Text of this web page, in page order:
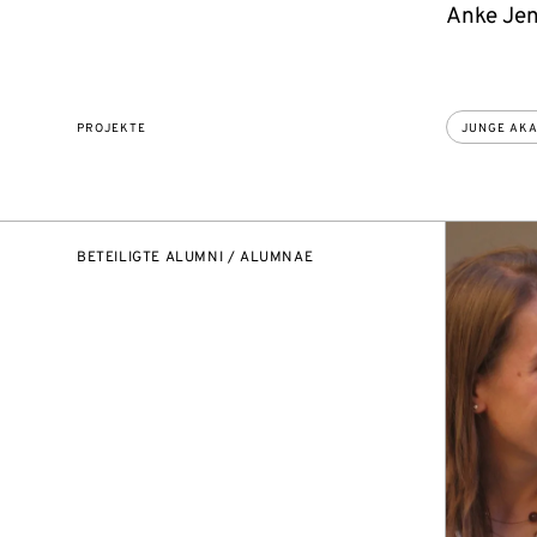
Anke
PROJEKTE JUNGE
BETEILIGTE ALUMNI / ALUMNAE